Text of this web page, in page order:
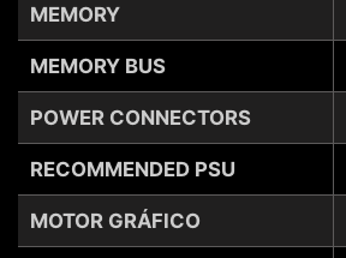
MEMORY
MEMORY BUS
POWER CONNECTORS
RECOMMENDED PSU
MOTOR GRÁFICO